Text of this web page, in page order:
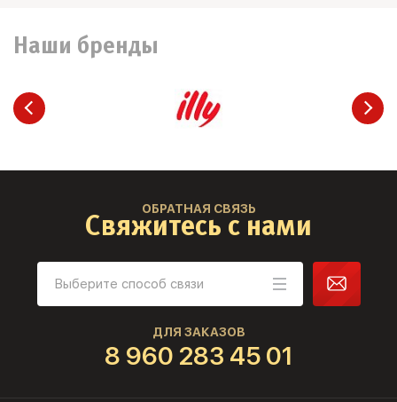
Наши бренды
ОБРАТНАЯ СВЯЗЬ
Свяжитесь с нами
ДЛЯ ЗАКАЗОВ
8 960 283 45 01